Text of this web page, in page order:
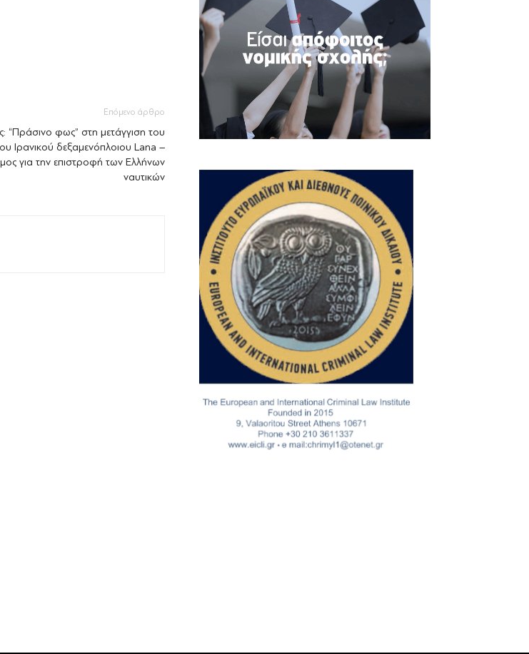
Επόμενο άρθρο
“Πράσινο φως” στη μετάγγιση του
Ιρανικού δεξαμενόπλοιου Lana –
για την επιστροφή των Ελλήνων
ναυτικών